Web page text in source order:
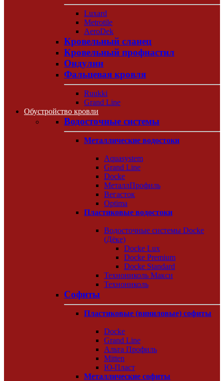
Luxard
Metrotile
AeroDek
Кровельный сланец
Кровельный профнастил
Ондулин
Фальцевая кровля
Ruukki
Grand Line
Обустройство кровли
Водосточные системы
Металлические водостоки
Aquasystem
Grand Line
Docke
МеталлПрофиль
Вегасток
Optima
Пластиковые водостоки
Водосточные системы Docke
(Дёке)
Docke Lux
Docke Premium
Docke Standard
Технониколь Макси
Технониколь
Софиты
Пластиковые (виниловые) софиты
Docke
Grand Line
Альта Профиль
Mitten
Ю-Пласт
Металлические софиты